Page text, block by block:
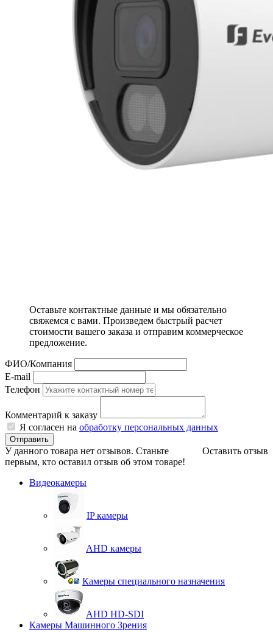
Оставьте контактные данные и мы обязательно
свяжемся с вами. Произведем быстрый расчет
стоимости вашего заказа и отправим коммерческое
предложение.
ФИО/Компания
E-mail
Телефон
Комментарий к заказу
Я согласен на обработку персональных данных
Отправить
Оставить отзыв
У данного товара нет отзывов. Станьте
первым, кто оставил отзыв об этом товаре!
Видеокамеры
IP камеры
AHD камеры
Камеры специального назначения
AHD HD-SDI
Камеры Машинного Зрения